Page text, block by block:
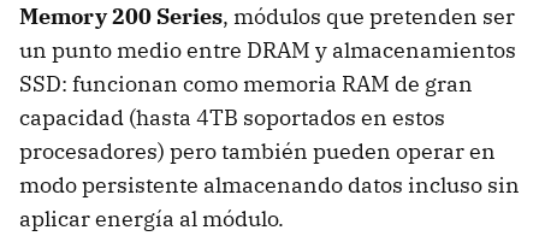
Memory 200 Series, módulos que pretenden ser
un punto medio entre DRAM y almacenamientos
SSD: funcionan como memoria RAM de gran
capacidad (hasta 4TB soportados en estos
procesadores) pero también pueden operar en
modo persistente almacenando datos incluso sin
aplicar energía al módulo.